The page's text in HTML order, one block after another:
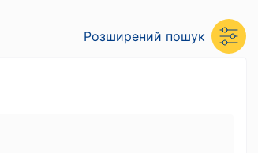
Розширений пошук